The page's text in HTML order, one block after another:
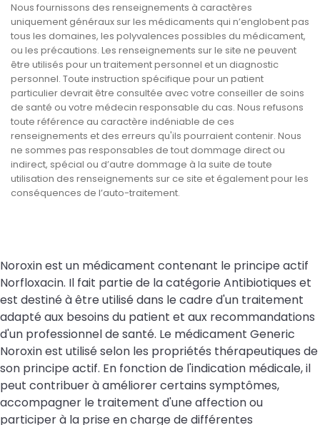
Nous fournissons des renseignements à caractères
uniquement généraux sur les médicaments qui n’englobent pas
tous les domaines, les polyvalences possibles du médicament,
ou les précautions. Les renseignements sur le site ne peuvent
être utilisés pour un traitement personnel et un diagnostic
personnel. Toute instruction spécifique pour un patient
particulier devrait être consultée avec votre conseiller de soins
de santé ou votre médecin responsable du cas. Nous refusons
toute référence au caractère indéniable de ces
renseignements et des erreurs qu'ils pourraient contenir. Nous
ne sommes pas responsables de tout dommage direct ou
indirect, spécial ou d’autre dommage à la suite de toute
utilisation des renseignements sur ce site et également pour les
conséquences de l’auto-traitement.
Noroxin est un médicament contenant le principe actif
Norfloxacin. Il fait partie de la catégorie Antibiotiques et
est destiné à être utilisé dans le cadre d'un traitement
adapté aux besoins du patient et aux recommandations
d'un professionnel de santé. Le médicament Generic
Noroxin est utilisé selon les propriétés thérapeutiques de
son principe actif. En fonction de l'indication médicale, il
peut contribuer à améliorer certains symptômes,
accompagner le traitement d'une affection ou
participer à la prise en charge de différentes